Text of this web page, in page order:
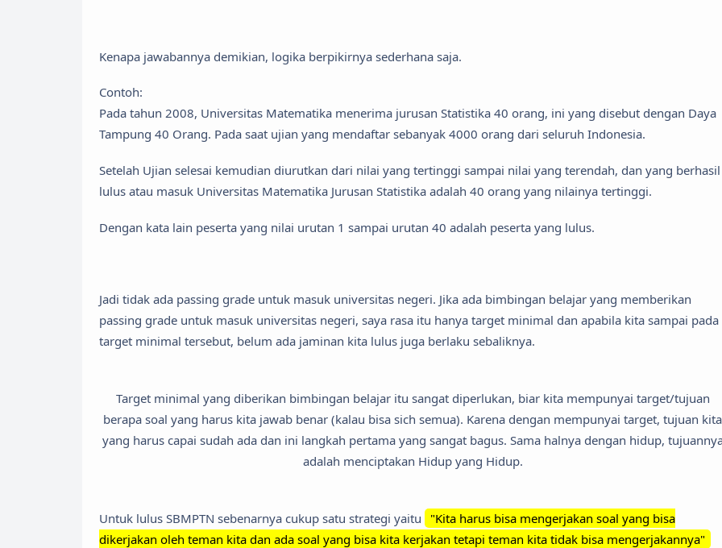
Kenapa jawabannya demikian, logika berpikirnya sederhana saja.
Contoh:
Pada tahun 2008, Universitas Matematika menerima jurusan Statistika 40 orang, ini yang disebut dengan Daya
Tampung 40 Orang. Pada saat ujian yang mendaftar sebanyak 4000 orang dari seluruh Indonesia.
Setelah Ujian selesai kemudian diurutkan dari nilai yang tertinggi sampai nilai yang terendah, dan yang berhasil
lulus atau masuk Universitas Matematika Jurusan Statistika adalah 40 orang yang nilainya tertinggi.
Dengan kata lain peserta yang nilai urutan 1 sampai urutan 40 adalah peserta yang lulus.
Jadi tidak ada passing grade untuk masuk universitas negeri. Jika ada bimbingan belajar yang memberikan
passing grade untuk masuk universitas negeri, saya rasa itu hanya target minimal dan apabila kita sampai pada
target minimal tersebut, belum ada jaminan kita lulus juga berlaku sebaliknya.
Target minimal yang diberikan bimbingan belajar itu sangat diperlukan, biar kita mempunyai target/tujuan
berapa soal yang harus kita jawab benar (kalau bisa sich semua). Karena dengan mempunyai target, tujuan kita
yang harus capai sudah ada dan ini langkah pertama yang sangat bagus. Sama halnya dengan hidup,
adalah menciptakan Hidup yang Hidup.
Untuk lulus SBMPTN sebenarnya cukup satu strategi yaitu
"Kita harus bisa mengerjakan soal yang bisa
dikerjakan oleh teman kita dan ada soal yang bisa kita kerjakan tetapi teman kita tidak bisa mengerjakannya"